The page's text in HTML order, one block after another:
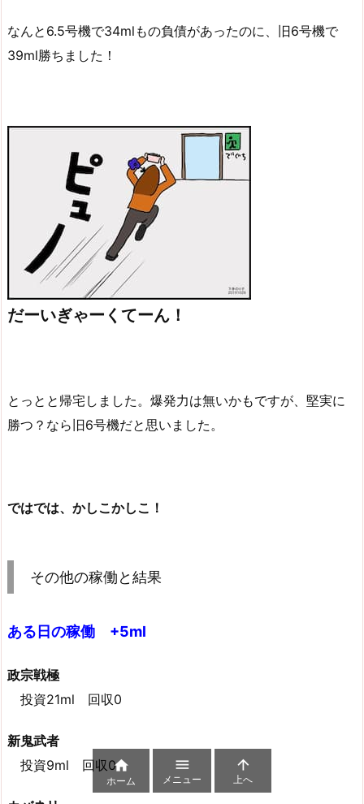
なんと6.5号機で34mlもの負債があったのに、旧6号機で
39ml勝ちました！
だーいぎゃーくてーん！
とっとと帰宅しました。爆発力は無いかもですが、堅実に
勝つ？なら旧6号機だと思いました。
ではでは、かしこかしこ！
その他の稼働と結果
ある日の稼働 +5ml
政宗戦極
投資21ml 回収0
新鬼武者
投資9ml 回収0
ホーム

メニュー

上へ